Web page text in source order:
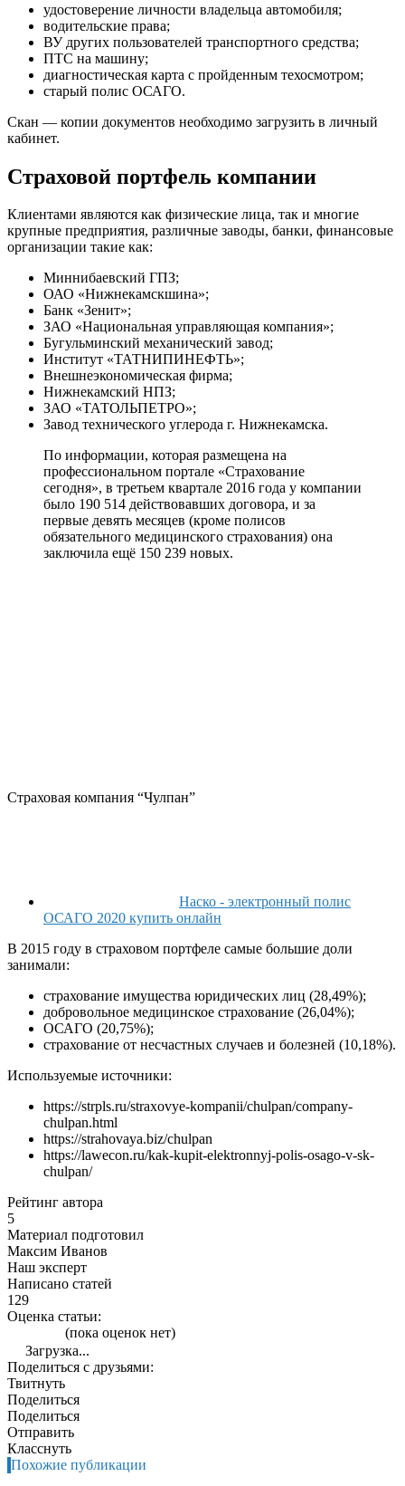
удостоверение личности владельца автомобиля;
водительские права;
ВУ других пользователей транспортного средства;
ПТС на машину;
диагностическая карта с пройденным техосмотром;
старый полис ОСАГО.
Скан — копии документов необходимо загрузить в личный
кабинет.
Страховой портфель компании
Клиентами являются как физические лица, так и многие
крупные предприятия, различные заводы, банки, финансовые
организации такие как:
Миннибаевский ГПЗ;
ОАО «Нижнекамскшина»;
Банк «Зенит»;
ЗАО «Национальная управляющая компания»;
Бугульминский механический завод;
Институт «ТАТНИПИНЕФТЬ»;
Внешнеэкономическая фирма;
Нижнекамский НПЗ;
ЗАО «ТАТОЛЬПЕТРО»;
Завод технического углерода г. Нижнекамска.
По информации, которая размещена на
профессиональном портале «Страхование
сегодня», в третьем квартале 2016 года у компании
было 190 514 действовавших договора, и за
первые девять месяцев (кроме полисов
обязательного медицинского страхования) она
заключила ещё 150 239 новых.
Страховая компания “Чулпан”
Наско - электронный полис
ОСАГО 2020 купить онлайн
В 2015 году в страховом портфеле самые большие доли
занимали:
страхование имущества юридических лиц (28,49%);
добровольное медицинское страхование (26,04%);
ОСАГО (20,75%);
страхование от несчастных случаев и болезней (10,18%).
Используемые источники:
https://strpls.ru/straxovye-kompanii/chulpan/company-
chulpan.html
https://strahovaya.biz/chulpan
https://lawecon.ru/kak-kupit-elektronnyj-polis-osago-v-sk-
chulpan/
Рейтинг автора
5
Материал подготовил
Максим Иванов
Наш эксперт
Написано статей
129
Оценка статьи:
(пока оценок нет)
Загрузка...
Поделиться с друзьями:
Твитнуть
Поделиться
Поделиться
Отправить
Класснуть
Похожие публикации